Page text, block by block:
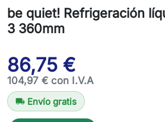
be quiet! Refrigeración
3 360mm
86,75 €
104,97 € con I.V.A
local_shipping Envío gratis